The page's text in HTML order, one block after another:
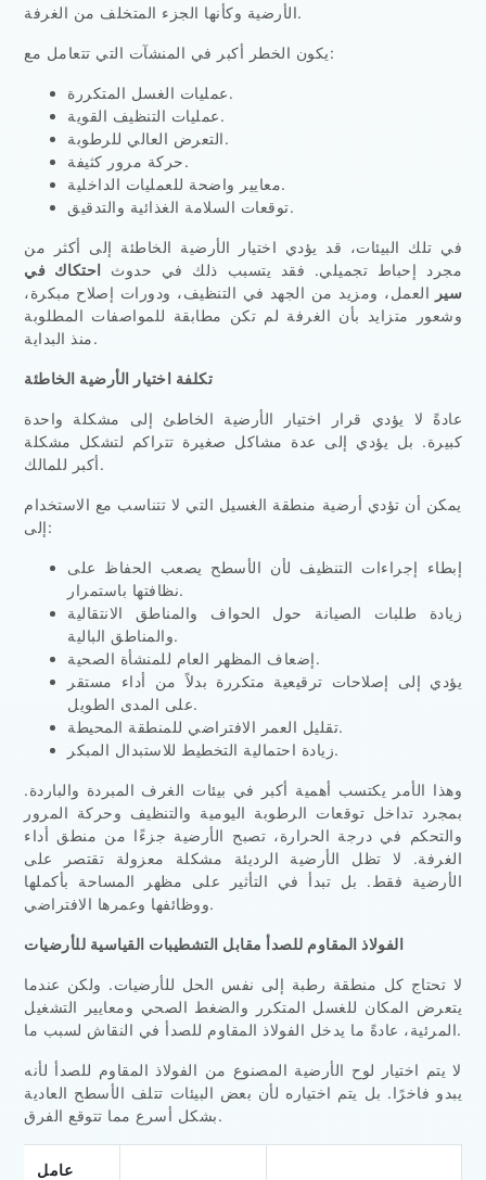
الأرضية وكأنها الجزء المتخلف من الغرفة.
يكون الخطر أكبر في المنشآت التي تتعامل مع:
عمليات الغسل المتكررة.
عمليات التنظيف القوية.
التعرض العالي للرطوبة.
حركة مرور كثيفة.
معايير واضحة للعمليات الداخلية.
توقعات السلامة الغذائية والتدقيق.
في تلك البيئات، قد يؤدي اختيار الأرضية الخاطئة إلى أكثر من
مجرد إحباط تجميلي. فقد يتسبب ذلك في حدوث احتكاك في
سير العمل، ومزيد من الجهد في التنظيف، ودورات إصلاح مبكرة،
وشعور متزايد بأن الغرفة لم تكن مطابقة للمواصفات المطلوبة
منذ البداية.
تكلفة اختيار الأرضية الخاطئة
عادةً لا يؤدي قرار اختيار الأرضية الخاطئ إلى مشكلة واحدة
كبيرة. بل يؤدي إلى عدة مشاكل صغيرة تتراكم لتشكل مشكلة
أكبر للمالك.
يمكن أن تؤدي أرضية منطقة الغسيل التي لا تتناسب مع الاستخدام
إلى:
إبطاء إجراءات التنظيف لأن الأسطح يصعب الحفاظ على
نظافتها باستمرار.
زيادة طلبات الصيانة حول الحواف والمناطق الانتقالية
والمناطق البالية.
إضعاف المظهر العام للمنشأة الصحية.
يؤدي إلى إصلاحات ترقيعية متكررة بدلاً من أداء مستقر
على المدى الطويل.
تقليل العمر الافتراضي للمنطقة المحيطة.
زيادة احتمالية التخطيط للاستبدال المبكر.
وهذا الأمر يكتسب أهمية أكبر في بيئات الغرف المبردة والباردة.
بمجرد تداخل توقعات الرطوبة اليومية والتنظيف وحركة المرور
والتحكم في درجة الحرارة، تصبح الأرضية جزءًا من منطق أداء
الغرفة. لا تظل الأرضية الرديئة مشكلة معزولة تقتصر على
الأرضية فقط. بل تبدأ في التأثير على مظهر المساحة بأكملها
ووظائفها وعمرها الافتراضي.
الفولاذ المقاوم للصدأ مقابل التشطيبات القياسية للأرضيات
لا تحتاج كل منطقة رطبة إلى نفس الحل للأرضيات. ولكن عندما
يتعرض المكان للغسل المتكرر والضغط الصحي ومعايير التشغيل
المرئية، عادةً ما يدخل الفولاذ المقاوم للصدأ في النقاش لسبب ما.
لا يتم اختيار لوح الأرضية المصنوع من الفولاذ المقاوم للصدأ لأنه
يبدو فاخرًا. بل يتم اختياره لأن بعض البيئات تتلف الأسطح العادية
بشكل أسرع مما تتوقع الفرق.
عامل